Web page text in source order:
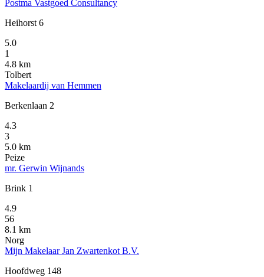
Postma Vastgoed Consultancy
Heihorst 6
5.0
1
4.8 km
Tolbert
Makelaardij van Hemmen
Berkenlaan 2
4.3
3
5.0 km
Peize
mr. Gerwin Wijnands
Brink 1
4.9
56
8.1 km
Norg
Mijn Makelaar Jan Zwartenkot B.V.
Hoofdweg 148